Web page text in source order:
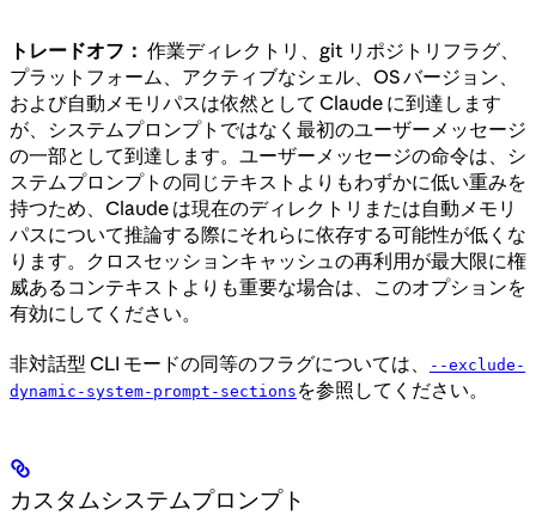
トレードオフ： 作業ディレクトリ、git リポジトリフラグ、
プラットフォーム、アクティブなシェル、OS バージョン、
および自動メモリパスは依然として Claude に到達します
が、システムプロンプトではなく最初のユーザーメッセージ
の一部として到達します。ユーザーメッセージの命令は、シ
ステムプロンプトの同じテキストよりもわずかに低い重みを
持つため、Claude は現在のディレクトリまたは自動メモリ
パスについて推論する際にそれらに依存する可能性が低くな
ります。クロスセッションキャッシュの再利用が最大限に権
威あるコンテキストよりも重要な場合は、このオプションを
有効にしてください。
非対話型 CLI モードの同等のフラグについては、
--exclude-
dynamic-system-prompt-sections を参照してください。
カスタムシステムプロンプト